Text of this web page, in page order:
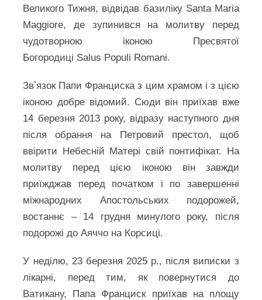
Великого Тижня, відвідав базиліку Santa Maria
Maggiore, де зупинився на молитву перед
чудотворною іконою Пресвятої
Богородиці Salus Populi Romani.
Звʼязок Папи Франциска з цим храмом і з цією
іконою добре відомий. Сюди він приїхав вже
14 березня 2013 року, відразу наступного дня
після обрання на Петровий престол, щоб
ввірити Небесній Матері свій понтифікат. На
молитву перед цією іконою він завжди
приїжджав перед початком і по завершенні
міжнародних Апостольських подорожей,
востаннє – 14 грудня минулого року, після
подорожі до Аяччо на Корсиці.
У неділю, 23 березня 2025 р., після виписки з
лікарні, перед тим, як повернутися до
Ватикану, Папа Франциск приїхав на площу